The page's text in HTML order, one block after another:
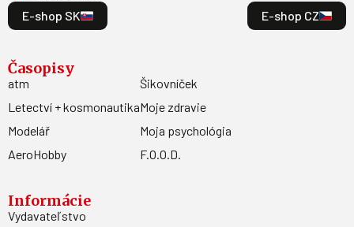
E-shop SK
E-shop CZ
Časopisy
atm
Letectví + kosmonautika
Modelář
AeroHobby
Šikovníček
Moje zdravie
Moja psychológia
F.O.O.D.
Informácie
Vydavateľstvo